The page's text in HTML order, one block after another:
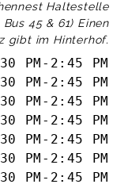
liebevoll. Ich
gefühlt
genauso
eine sehr
Céline, Dec 27
Haltestelle
45 & 61) Einen
gibt im Hinterhof.
PM - 2:45 PM
PM - 2:45 PM
PM - 2:45 PM
PM - 2:45 PM
PM - 2:45 PM
PM - 2:45 PM
PM - 2:45 PM